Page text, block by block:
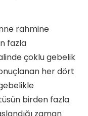
rahmine
fazla
çoklu gebelik
her dört
birden fazla
zaman